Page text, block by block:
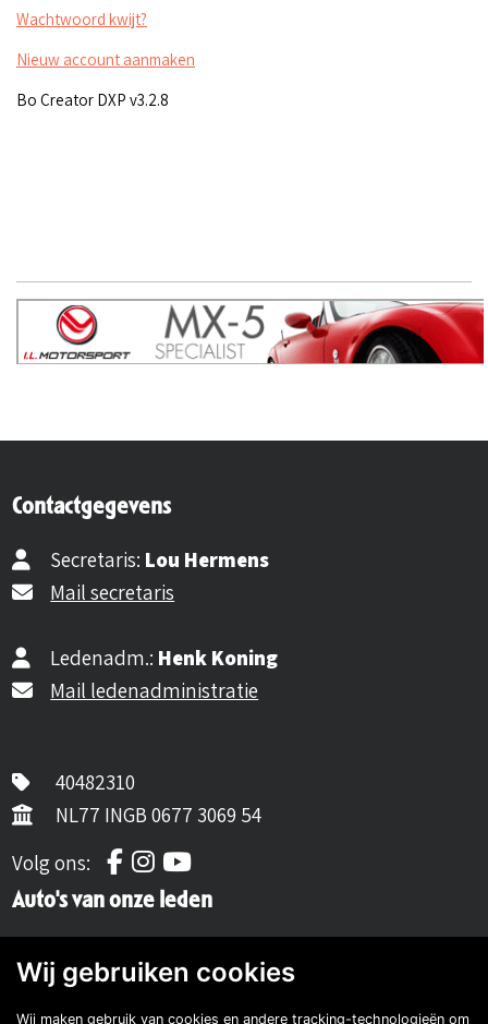
Wachtwoord kwijt?
Nieuw account aanmaken
Bo Creator DXP v3.2.8
Contactgegevens
Secretaris: Lou Hermens
Mail secretaris
Ledenadm.: Henk Koning
Mail ledenadministratie
40482310
NL77 INGB 0677 3069 54
Volg ons:
Volg ons op Facebook
Volg ons op Instagram
Volg ons op YouTube
Auto's van onze leden
Wij gebruiken cookies
Wij maken gebruik van cookies en andere tracking-technologieën om